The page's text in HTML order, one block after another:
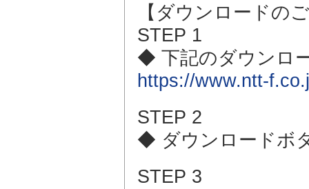
【ダウンロードの
STEP 1
◆ 下記のダウンロ
https://www.ntt-
STEP 2
◆ ダウンロードボ
STEP 3